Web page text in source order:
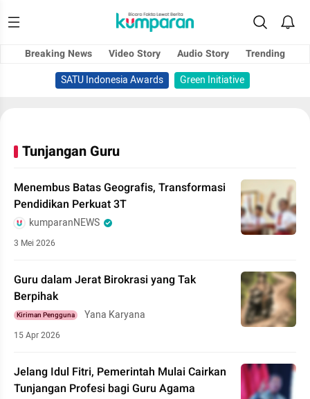
Breaking News Video Story Audio Story
Trending
SATU Indonesia Awards
Green Initiative
Tunjangan Guru
Menembus Batas Geografis, Transformasi
Pendidikan Perkuat 3T
kumparanNEWS
3 Mei 2026
Guru dalam Jerat Birokrasi yang Tak
Berpihak
Kiriman Pengguna Yana Karyana
15 Apr 2026
Jelang Idul Fitri, Pemerintah Mulai Cairkan
Tunjangan Profesi bagi Guru Agama